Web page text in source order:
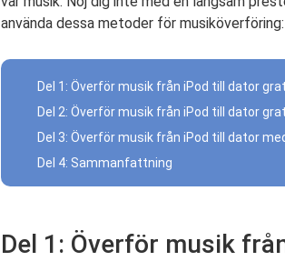
använda dessa metoder för musiköverföring:
Del 1: Överför musik från iPod till dator
Del 2: Överför musik från iPod till dator
Del 3: Överför musik från iPod till dator
Del 4: Sammanfattning
Del 1: Överför musik